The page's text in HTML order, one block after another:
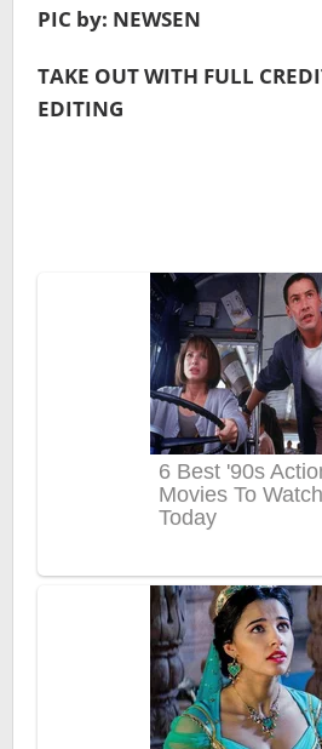
PIC by: NEWSEN
TAKE OUT WITH FULL
EDITING